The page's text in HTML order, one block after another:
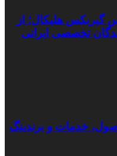
هلیکال؛ از
خدمات و برندینگ